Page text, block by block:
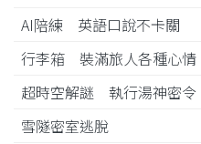
AI陪練 英語口說不卡關
行李箱 裝滿旅人各種心情
超時空解謎 執行湯神密令
雪隧密室逃脫